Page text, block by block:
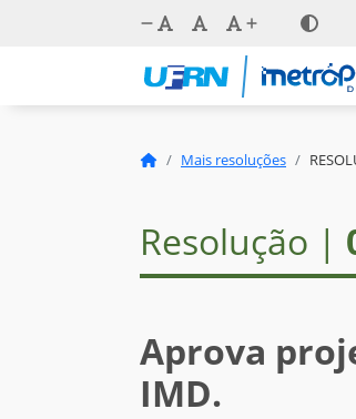
Mais resoluções
Resolução |
Aprova
IMD.